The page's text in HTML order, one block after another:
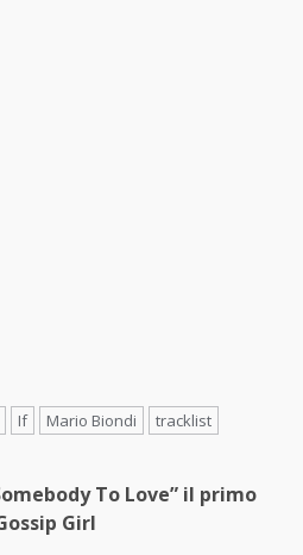
If Mario Biondi tracklist
To Love” il primo
Girl